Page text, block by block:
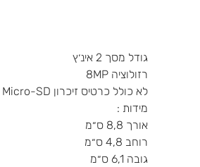
גודל מסך 2 אינ׳ץ
רזולוציה 8MP
לא כולל כרטיס זיכרון Micro-SD עד 32GB
מידות :
אורך 8,8 ס״מ
רוחב 4,8 ס״מ
גובה 6,1 ס״מ